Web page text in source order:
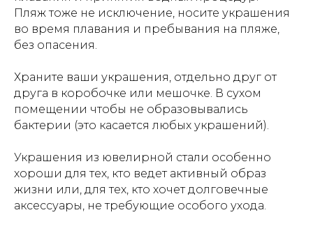
Пляж тоже не исключение, носите украшения
во время плавания и пребывания на пляже,
без опасения.
Храните ваши украшения, отдельно друг от
друга в коробочке или мешочке. В сухом
помещении чтобы не образовывались
бактерии (это касается любых украшений).
Украшения из ювелирной стали особенно
хороши для тех, кто ведет активный образ
жизни или, для тех, кто хочет долговечные
аксессуары, не требующие особого ухода.